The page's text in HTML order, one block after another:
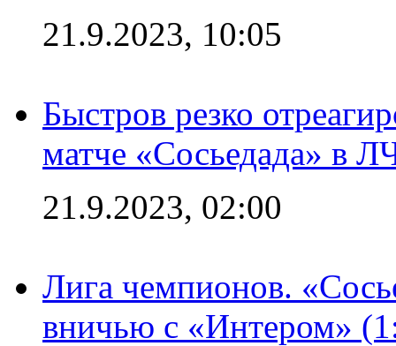
21.9.2023, 10:05
Быстров резко
матче «Сосьедада» в
21.9.2023, 02:00
Лига чемпионов.
вничью с «Интером»